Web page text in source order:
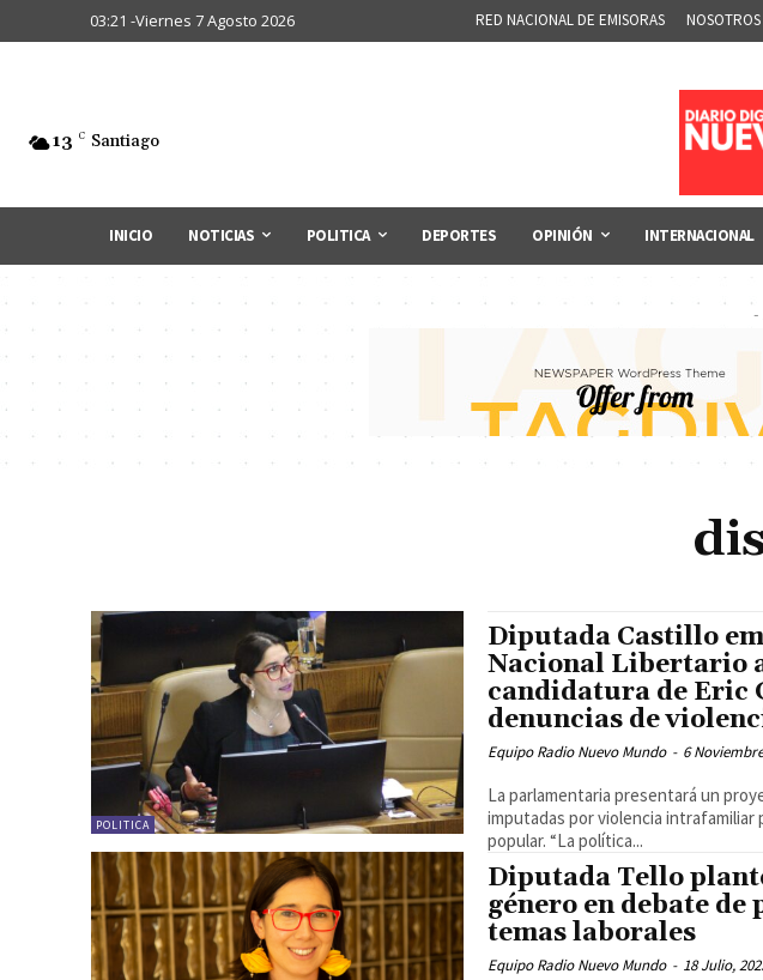
03:21 -Viernes 7 Agosto 2026 RED NACIONAL DE EMISORAS NOSOTROS
13 C Santiago
INICIO NOTICIAS POLITICA DEPORTES OPINIÓN INTERNACIONAL
-
POLITICA
Diputada Castillo
Nacional Libertario
candidatura de Eric
denuncias de
Equipo Radio Nuevo Mundo - 6
La parlamentaria presentará un
imputadas por violencia intrafamiliar
popular. “La política...
Diputada Tello
género en debate de
temas laborales
Equipo Radio Nuevo Mundo - 18 Julio,